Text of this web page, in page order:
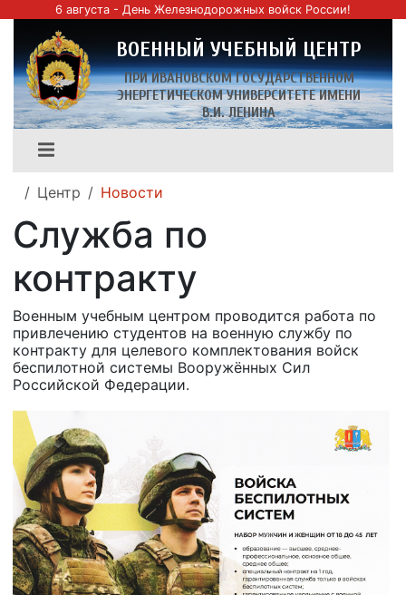
6 августа - День Железнодорожных войск России!
ВОЕННЫЙ УЧЕБНЫЙ ЦЕНТР
ПРИ ИВАНОВСКОМ ГОСУДАРСТВЕННОМ
ЭНЕРГЕТИЧЕСКОМ УНИВЕРСИТЕТЕ ИМЕНИ
В.И. ЛЕНИНА
Центр Новости
Служба по
контракту
Военным учебным центром проводится работа по
привлечению студентов на военную службу по
контракту для целевого комплектования войск
беспилотной системы Вооружённых Сил
Российской Федерации.